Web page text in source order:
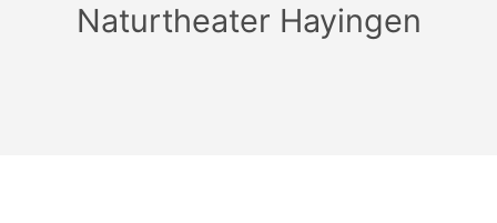
Naturtheater Hayingen